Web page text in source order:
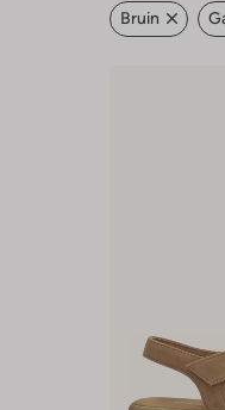
Bruin